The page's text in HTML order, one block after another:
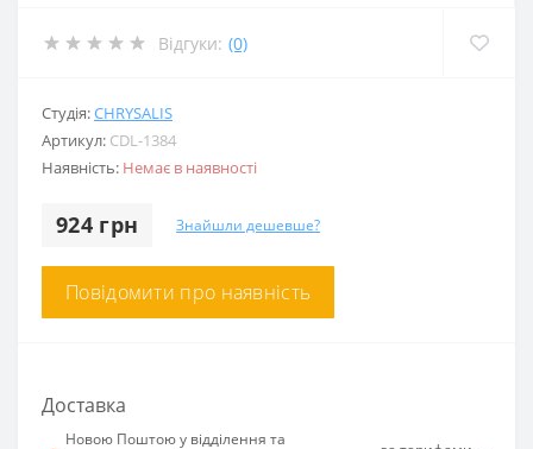
Відгуки: (0)
Студія:CHRYSALIS
Артикул: CDL-1384
Наявність: Немає в наявності
924 грн Знайшли дешевше?
Повідомити про наявність
Доставка
Новою Поштою у відділення та